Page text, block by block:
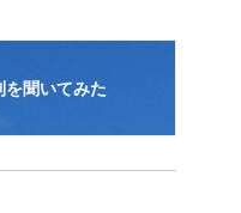
を聞いてみた